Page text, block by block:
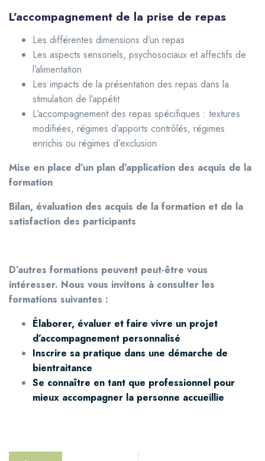
L’accompagnement de la prise de repas
Les différentes dimensions d’un repas
Les aspects sensoriels, psychosociaux et affectifs de
l’alimentation
Les impacts de la présentation des repas dans la
stimulation de l’appétit
L’accompagnement des repas spécifiques : textures
modifiées, régimes d’apports contrôlés, régimes
enrichis ou régimes d’exclusion
Mise en place d’un plan d’application des acquis de la
formation
Bilan, évaluation des acquis de la formation et de la
satisfaction des participants
D’autres formations peuvent peut-être vous
intéresser. Nous vous invitons à consulter les
formations suivantes :
Élaborer, évaluer et faire vivre un projet
d’accompagnement personnalisé
Inscrire sa pratique dans une démarche de
bientraitance
Se connaître en tant que professionnel pour
mieux accompagner la personne accueillie